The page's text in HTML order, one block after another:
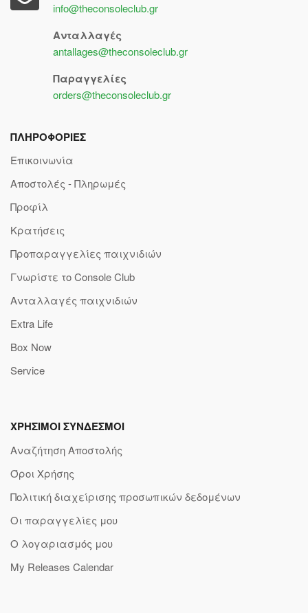
info@theconsoleclub.gr
Ανταλλαγές
antallages@theconsoleclub.gr
Παραγγελίες
orders@theconsoleclub.gr
ΠΛΗΡΟΦΟΡΙΕΣ
Επικοινωνία
Αποστολές - Πληρωμές
Προφίλ
Κρατήσεις
Προπαραγγελίες παιχνιδιών
Γνωρίστε το Console Club
Ανταλλαγές παιχνιδιών
Extra Life
Box Now
Service
ΧΡΗΣΙΜΟΙ ΣΥΝΔΕΣΜΟΙ
Αναζήτηση Αποστολής
Όροι Χρήσης
Πολιτική διαχείρισης προσωπικών δεδομένων
Οι παραγγελίες μου
Ο λογαριασμός μου
My Releases Calendar